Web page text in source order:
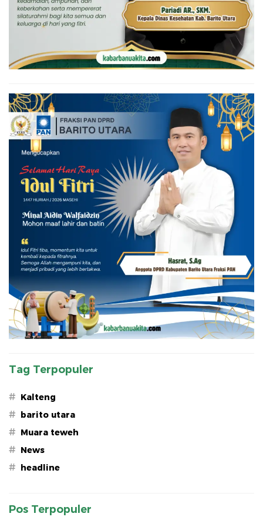
Tag Terpopuler
# Kalteng
# barito utara
# Muara teweh
# News
# headline
Pos Terpopuler